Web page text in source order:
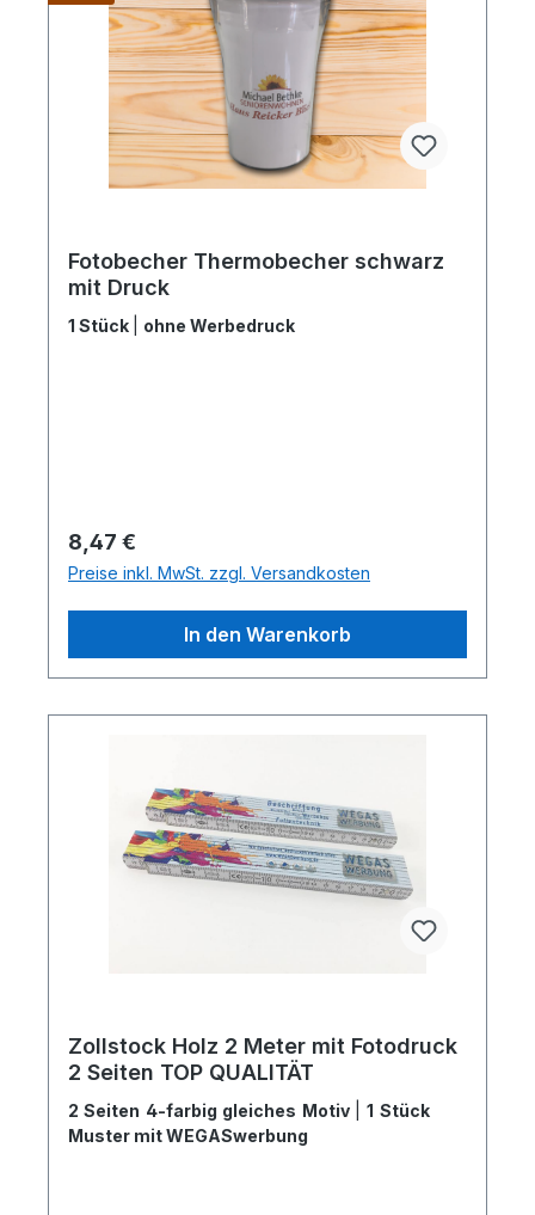
Fotobecher Thermobecher schwarz
mit Druck
1 Stück ohne Werbedruck
Regulärer Preis:
8,47 €
Preise inkl. MwSt. zzgl. Versandkosten
In den Warenkorb
Zollstock Holz 2 Meter mit Fotodruck
2 Seiten TOP QUALITÄT
2 Seiten 4-farbig gleiches Motiv
1 Stück
Muster mit WEGASwerbung